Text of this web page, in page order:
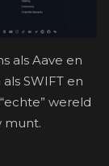
als Aave en
SWIFT en
wereld
munt.